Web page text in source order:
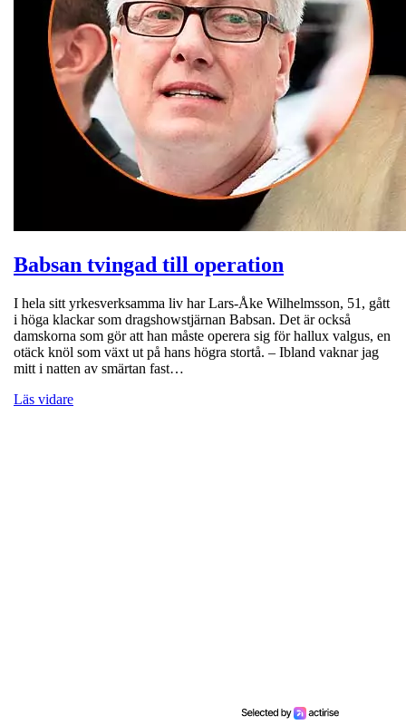
Babsan tvingad till operation
I hela sitt yrkesverksamma liv har Lars-Åke Wilhelmsson, 51, gått
i höga klackar som dragshowstjärnan Babsan. Det är också
damskorna som gör att han måste operera sig för hallux valgus, en
otäck knöl som växt ut på hans högra stortå. – Ibland vaknar jag
mitt i natten av smärtan fast…
Läs vidare